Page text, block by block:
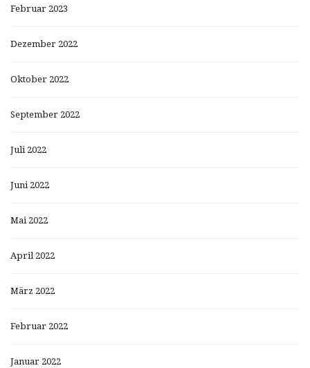
Februar 2023
Dezember 2022
Oktober 2022
September 2022
Juli 2022
Juni 2022
Mai 2022
April 2022
März 2022
Februar 2022
Januar 2022